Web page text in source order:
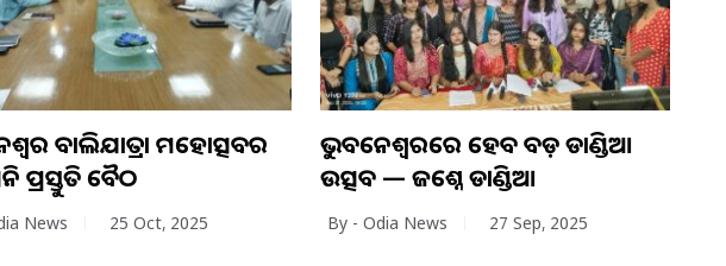
ବାଲିଯାତ୍ରା ମହୋତ୍ସବର
ପ୍ରସ୍ତୁତି ବୈଠକ
News 25 Oct, 2025
ଭୁବନେଶ୍ୱରରେ ହେବ ବଡ଼ ଡାଣ୍ଡିଆ
ଉତ୍ସବ — ଜଶ୍ନେ ଡାଣ୍ଡିଆ
By - Odia News 27 Sep, 2025